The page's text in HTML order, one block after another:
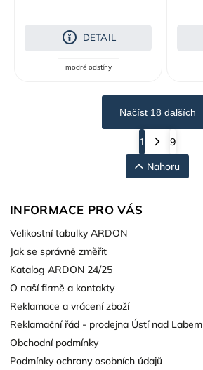
DETAIL
modré odstíny
Načíst 18 dalších
1
9
Nahoru
INFORMACE PRO VÁS
Velikostní tabulky ARDON
Jak se správně změřit
Katalog ARDON 24/25
O naší firmě a kontakty
Reklamace a vrácení zboží
Reklamační řád - prodejna Ústí nad Labem
Obchodní podmínky
Podmínky ochrany osobních údajů